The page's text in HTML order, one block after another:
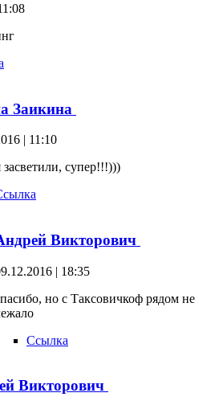
Заикина
| 11:10
засветили, супер!!!)))
Викторович
| 18:35
но с Таксовичкоф рядом не
Ссылка
Викторович